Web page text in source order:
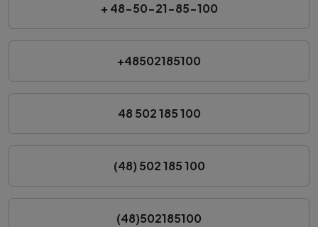
+ 48-50-21-85-100
+48502185100
48 502 185 100
(48) 502 185 100
(48)502185100